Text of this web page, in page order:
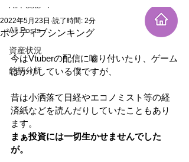
All Posts
資産状況
銘柄分析
All Posts
ポジティブシンキング
2022年5月23日 読了時間: 2分
今はVtuberの配信に嚙り付いたり、ゲーム
ばかりしている僕ですが、
昔は小洒落て日経やエコノミスト等の経
済紙などを読んだりしていたこともあり
ます。
まぁ投資には一切生かせませんでした
が。